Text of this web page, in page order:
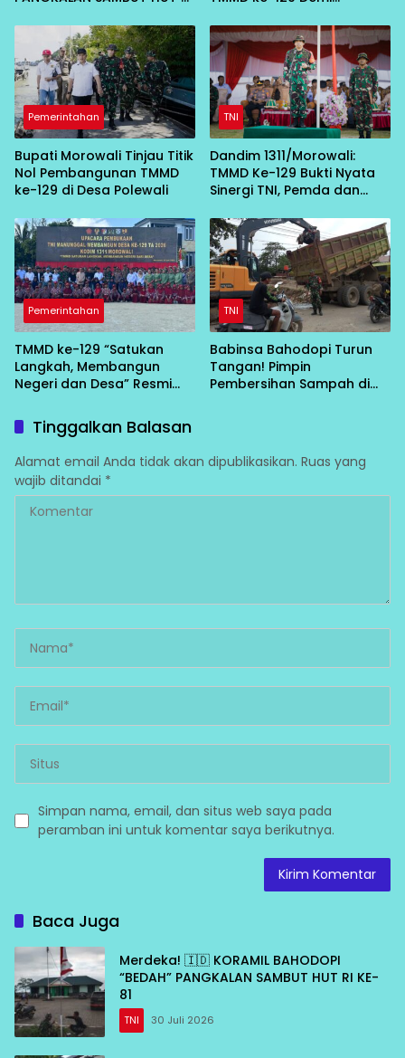
Desa
Pemerintahan
Bupati Morowali Tinjau Titik
Nol Pembangunan TMMD
ke-129 di Desa Polewali
TNI
Dandim 1311/Morowali:
TMMD Ke-129 Bukti Nyata
Sinergi TNI, Pemda dan
dari Desa
Pemerintahan
TMMD ke-129 “Satukan
Langkah, Membangun
Negeri dan Desa” Resmi
TNI
Babinsa Bahodopi Turun
Tangan! Pimpin
Pembersihan Sampah di
Tinggalkan Balasan
Alamat email Anda tidak akan dipublikasikan. Ruas yang
wajib ditandai *
Simpan nama, email, dan situs web saya pada
peramban ini untuk komentar saya berikutnya.
Baca Juga
Merdeka! 🇮🇩 KORAMIL BAHODOPI
“BEDAH” PANGKALAN SAMBUT HUT RI KE-
81
TNI 30 Juli 2026